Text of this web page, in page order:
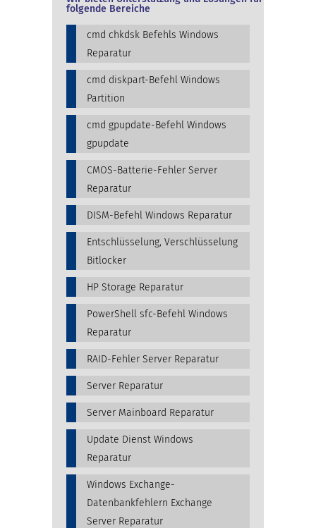
folgende Bereiche
cmd chkdsk Befehls Windows
Reparatur
cmd diskpart-Befehl Windows
Partition
cmd gpupdate-Befehl Windows
gpupdate
CMOS-Batterie-Fehler Server
Reparatur
DISM-Befehl Windows Reparatur
Entschlüsselung, Verschlüsselung
Bitlocker
HP Storage Reparatur
PowerShell sfc-Befehl Windows
Reparatur
RAID-Fehler Server Reparatur
Server Reparatur
Server Mainboard Reparatur
Update Dienst Windows
Reparatur
Windows Exchange-
Datenbankfehlern Exchange
Server Reparatur